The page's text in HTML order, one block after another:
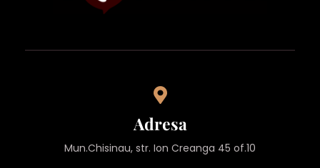
Adresa
Mun.Chisinau, str. Ion Creanga 45 of.10